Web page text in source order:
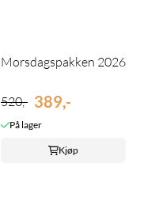
Morsdagspakken 2026
520,- 389,-
På lager
Kjøp